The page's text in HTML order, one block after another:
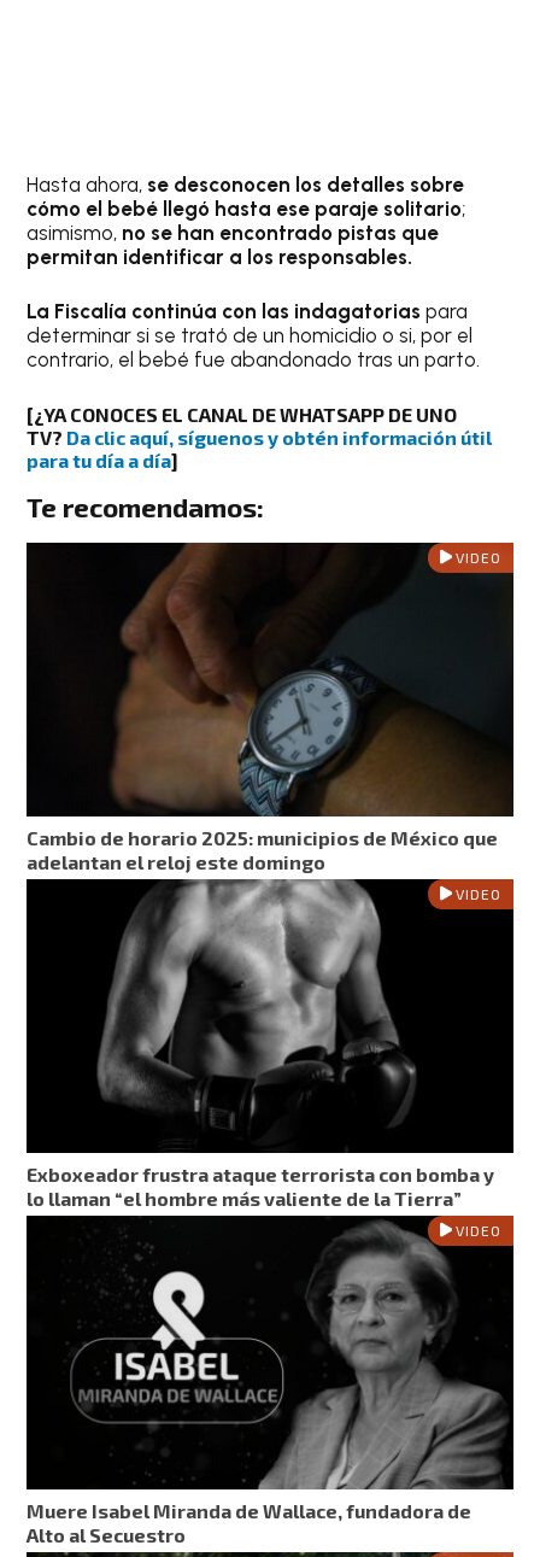
Hasta ahora, se desconocen los detalles sobre
cómo el bebé llegó hasta ese paraje solitario;
asimismo, no se han encontrado pistas que
permitan identificar a los responsables.
La Fiscalía continúa con las indagatorias para
determinar si se trató de un homicidio o si, por el
contrario, el bebé fue abandonado tras un parto.
[¿YA CONOCES EL CANAL DE WHATSAPP DE UNO
TV? Da clic aquí, síguenos y obtén información útil
para tu día a día]
Te recomendamos:
VIDEO
Cambio de horario 2025: municipios de México que
adelantan el reloj este domingo
VIDEO
Exboxeador frustra ataque terrorista con bomba y
lo llaman “el hombre más valiente de la Tierra”
VIDEO
Muere Isabel Miranda de Wallace, fundadora de
Alto al Secuestro